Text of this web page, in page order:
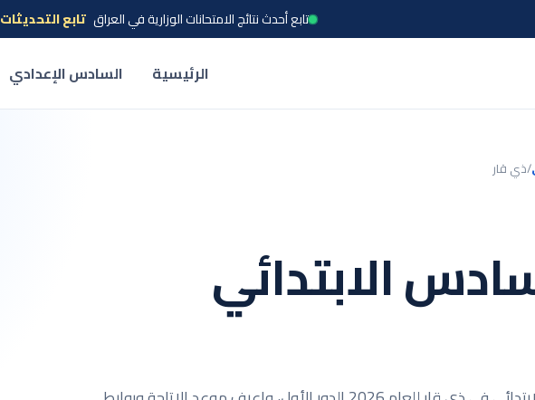
تابع أحدث نتائج الامتحانات الوزارية في العراق تابع التحديثات
الرئيسية السادس الإعدادي
/ذي قار
الابتدائي